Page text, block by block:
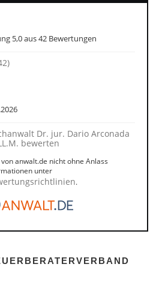
5,0 aus 42 Bewertungen
Dr. jur. Dario Arconada
bewerten
anwalt.de nicht ohne Anlass
unter
.